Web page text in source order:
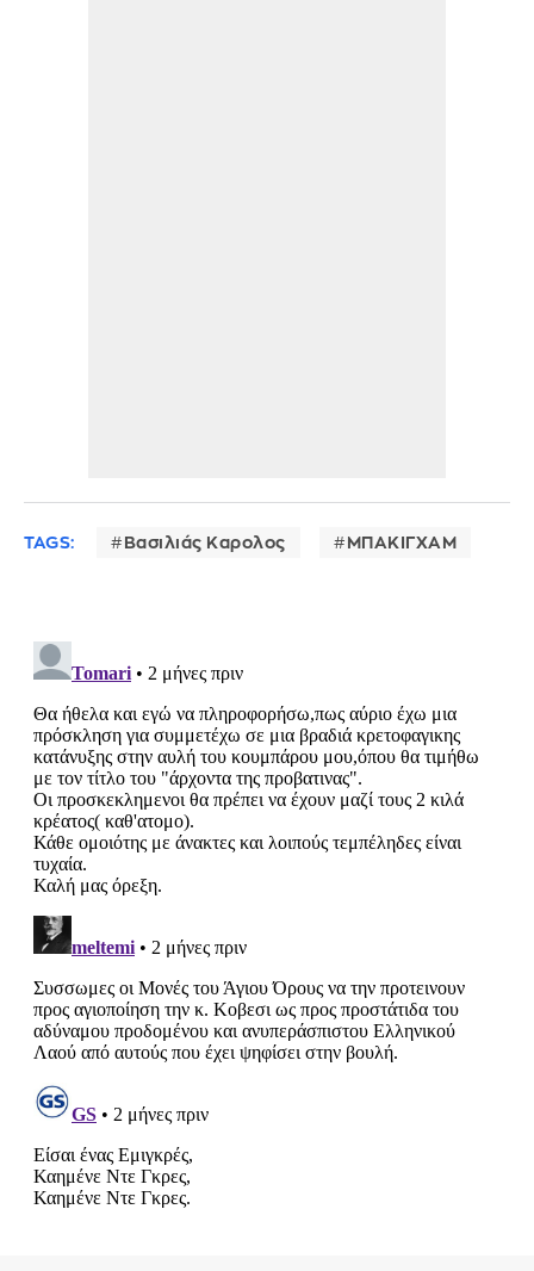
TAGS: Βασιλιάς Καρολος ΜΠΑΚΙΓΧΑΜ